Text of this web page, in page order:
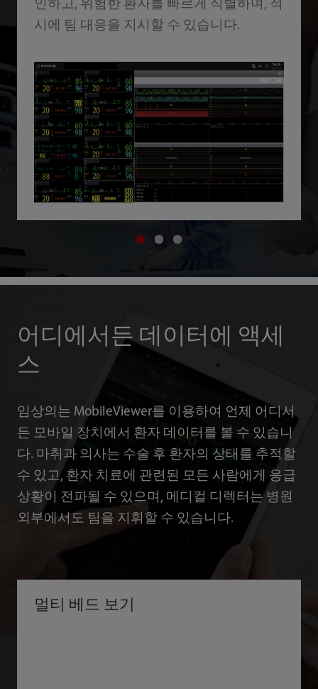
인하고, 위험한 환자를 빠르게 식별하며, 적
시에 팀 대응을 지시할 수 있습니다.
어디에서든 데이터에 액세
스
임상의는 MobileViewer를 이용하여 언제 어디서
든 모바일 장치에서 환자 데이터를 볼 수 있습니
다. 마취과 의사는 수술 후 환자의 상태를 추적할
수 있고, 환자 치료에 관련된 모든 사람에게 응급
상황이 전파될 수 있으며, 메디컬 디렉터는 병원
외부에서도 팀을 지휘할 수 있습니다.
멀티 베드 보기